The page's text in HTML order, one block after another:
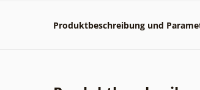
Produktbeschreibung und